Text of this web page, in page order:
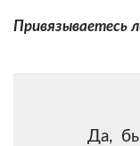
Привязываетесь
Да,